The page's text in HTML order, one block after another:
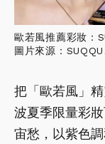
歐若風推薦彩妝：
圖片來源：
把「歐若風」
波夏季限量彩
宙愁，以紫色